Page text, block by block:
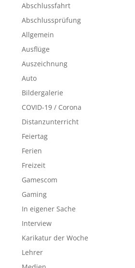
Abschlussfahrt
Abschlussprüfung
Allgemein
Ausflüge
Auszeichnung
Auto
Bildergalerie
COVID-19 / Corona
Distanzunterricht
Feiertag
Ferien
Freizeit
Gamescom
Gaming
In eigener Sache
Interview
Karikatur der Woche
Lehrer